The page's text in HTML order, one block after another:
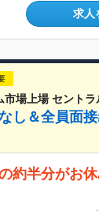
求人
場上場 セントラ
し＆全員面
約半分がお